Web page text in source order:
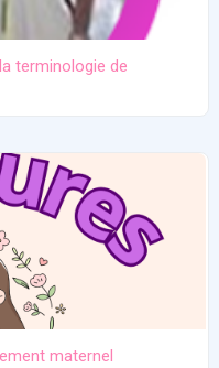
terminologie de
maternel
maternel